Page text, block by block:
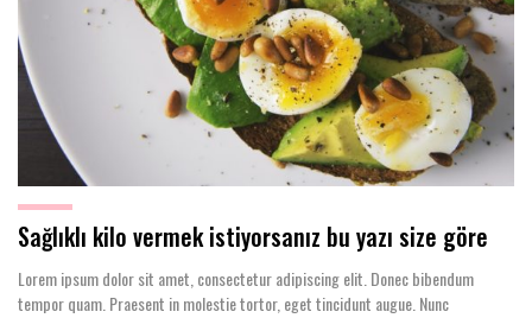
Sağlıklı kilo vermek istiyorsanız bu yazı size göre
Lorem ipsum dolor sit amet, consectetur adipiscing elit. Donec bibendum
tempor quam. Praesent in molestie tortor, eget tincidunt augue. Nunc